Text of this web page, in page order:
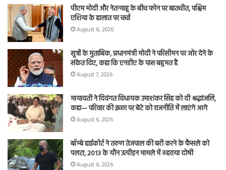
पीएम मोदी और नेतन्याहू के बीच फोन पर बातचीत, पश्चिम
एशिया के हालात पर चर्चा
August 8, 2026
सूत्रों के मुताबिक, प्रधानमंत्री मोदी ने परिसीमन पर जोर देने के
संकेत दिए, कहा कि एनडीए के पास बहुमत है
August 7, 2026
मायावती ने दिवंगत विधायक उमाशंकर सिंह को दी श्रद्धांजलि,
कहा— परिवार की इच्छा पर बेटे को राजनीति में लाएंगे आगे
August 6, 2026
बॉम्बे हाईकोर्ट ने तरुण तेजपाल की बरी करने के फैसले को
पलटा, 2013 के यौन उत्पीड़न मामले में ठहराया दोषी
August 6, 2026